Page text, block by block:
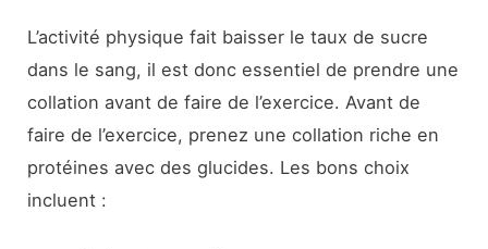
L’activité physique fait baisser le taux de sucre
dans le sang, il est donc essentiel de prendre une
collation avant de faire de l’exercice. Avant de
faire de l’exercice, prenez une collation riche en
protéines avec des glucides. Les bons choix
incluent :